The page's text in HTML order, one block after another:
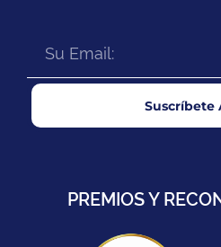
Suscríbete
PREMIOS Y